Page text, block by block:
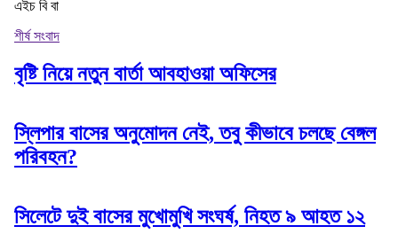
এইচ বি বা
শীর্ষ সংবাদ
বৃষ্টি নিয়ে নতুন বার্তা আবহাওয়া অফিসের
স্লিপার বাসের অনুমোদন নেই, তবু কীভাবে চলছে বেঙ্গল
পরিবহন?
সিলেটে দুই বাসের মুখোমুখি সংঘর্ষ, নিহত ৯ আহত ১২